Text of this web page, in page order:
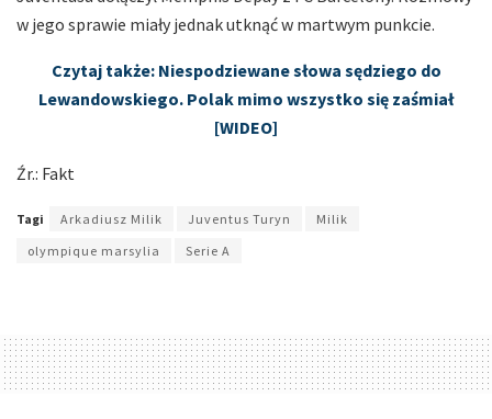
w jego sprawie miały jednak utknąć w martwym punkcie.
Czytaj także: Niespodziewane słowa sędziego do
Lewandowskiego. Polak mimo wszystko się zaśmiał
[WIDEO]
Źr.: Fakt
Tagi Arkadiusz Milik Juventus Turyn
Milik
olympique marsylia
Serie A